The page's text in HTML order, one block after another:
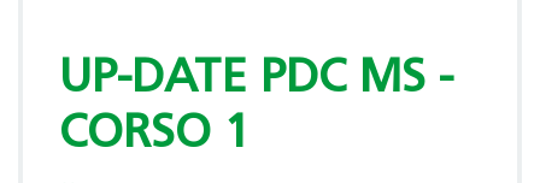
UP-DATE PDC MS -
CORSO 1